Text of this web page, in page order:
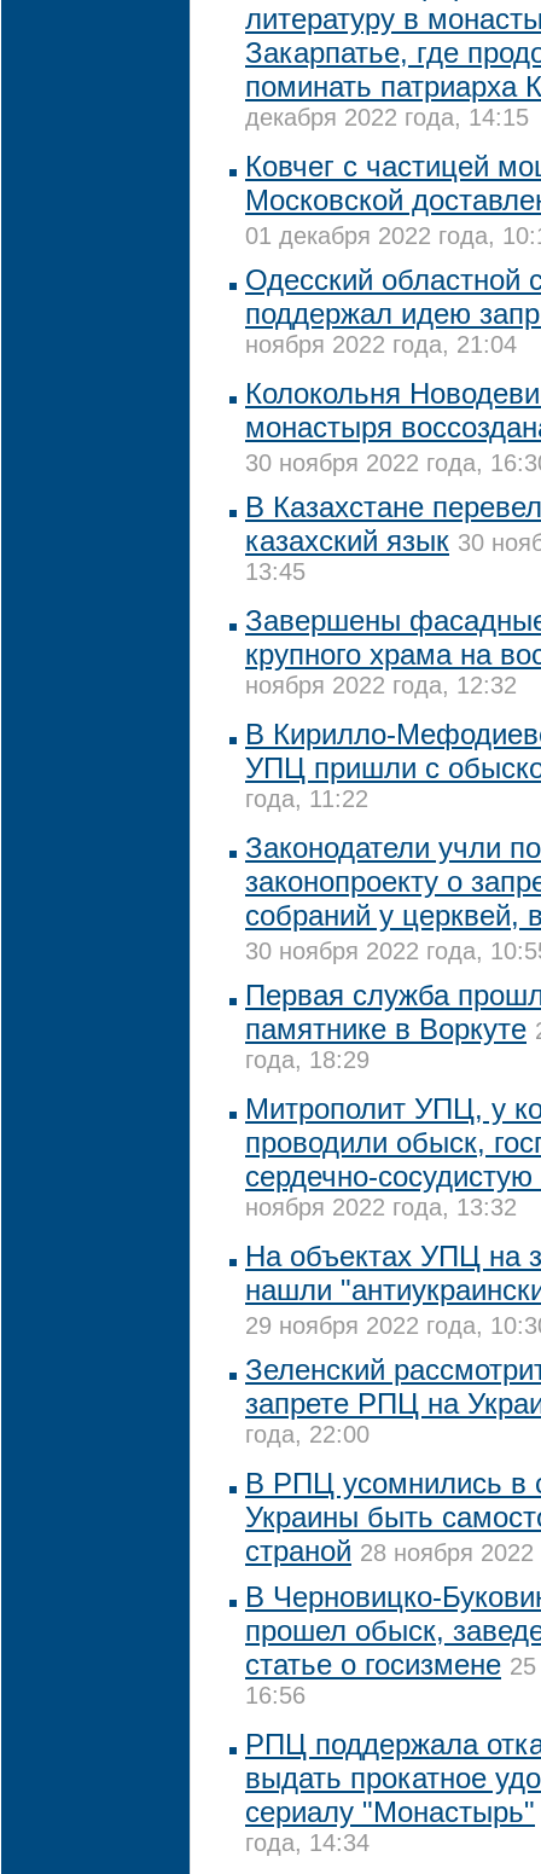
литературу в
Закарпатье, где
поминать патриарха
декабря 2022 года, 14:15
Ковчег с частицей
Московской
01 декабря 2022 года,
Одесский областной
поддержал идею
ноября 2022 года, 21:04
Колокольня
монастыря
30 ноября 2022 года,
В Казахстане
казахский язык 30
13:45
Завершены
крупного храма на
ноября 2022 года, 12:32
В Кирилло-
УПЦ пришли с
года, 11:22
Законодатели учли
законопроекту о
собраний у церквей,
30 ноября 2022 года,
Первая служба
памятнике в Воркуте
года, 18:29
Митрополит УПЦ, у
проводили обыск,
сердечно-сосудистую
ноября 2022 года, 13:32
На объектах УПЦ на
нашли
29 ноября 2022 года,
Зеленский
запрете РПЦ на
года, 22:00
В РПЦ усомнились в
Украины быть
страной 28 ноября 2022
В Черновицко-
прошел обыск,
статье о госизмене
16:56
РПЦ поддержала
выдать прокатное
сериалу "Монастырь"
года, 14:34